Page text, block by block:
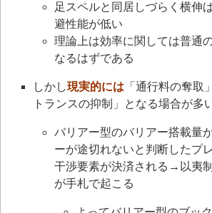
足スペルと同居しづらく横伸
避性能が低い
理論上は効率に関しては普通
なるはずである
しかし現実的には 「通行料の奪取
トランスの抑制」となる場合が多
バリアー型のバリアー搭載量
ーが途切れないと判断したプ
干渉要素が決済される→以夷
が手札で起こる